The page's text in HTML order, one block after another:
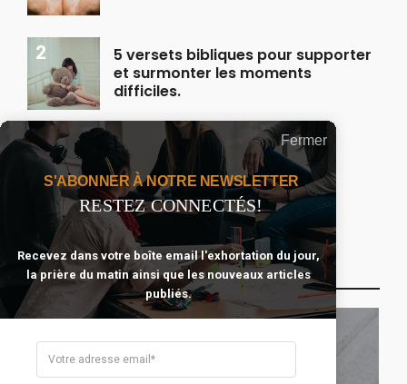
5 versets bibliques pour supporter
et surmonter les moments
difficiles.
10 sujets pour lesquels nous
devrions prier plus souvent.
Catégories Qui Pourraient T’intéresser
Fermer
S'ABONNER À NOTRE NEWSLETTER
RESTEZ CONNECTÉS!
Recevez dans votre boîte email l'exhortation du jour,
la prière du matin ainsi que les nouveaux articles
publiés.